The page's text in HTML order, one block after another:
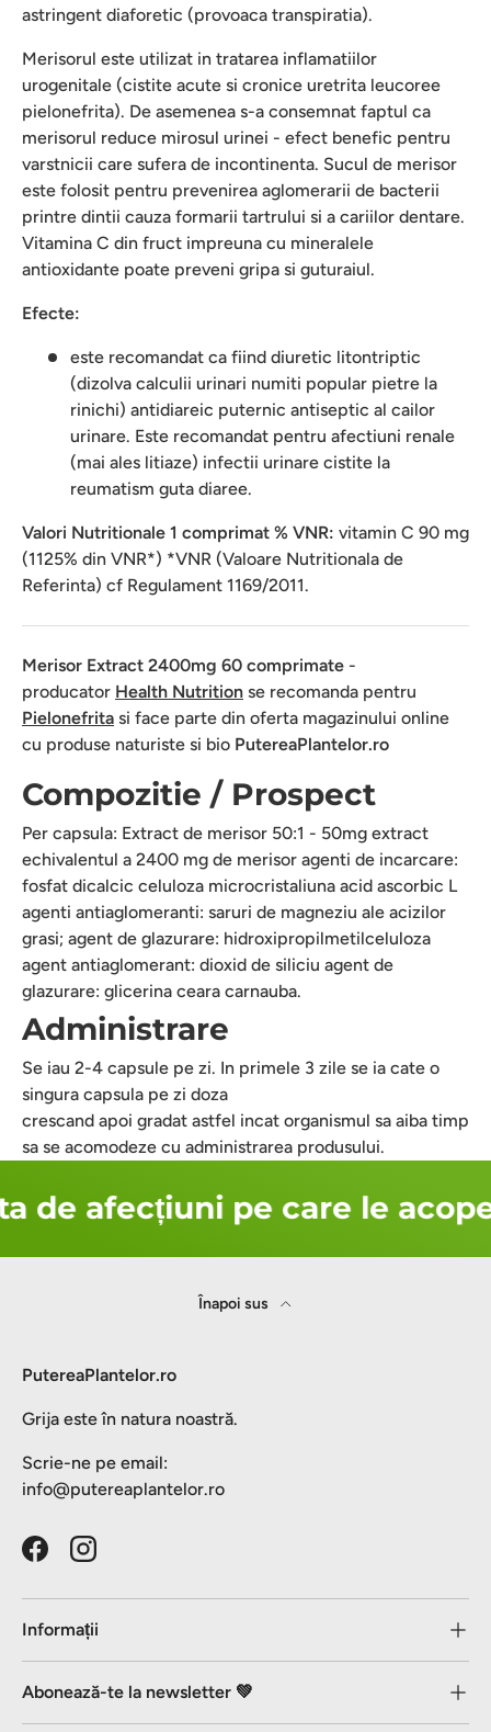
astringent diaforetic (provoaca transpiratia).
Merisorul este utilizat in tratarea inflamatiilor
urogenitale (cistite acute si cronice uretrita leucoree
pielonefrita). De asemenea s-a consemnat faptul ca
merisorul reduce mirosul urinei - efect benefic pentru
varstnicii care sufera de incontinenta. Sucul de merisor
este folosit pentru prevenirea aglomerarii de bacterii
printre dintii cauza formarii tartrului si a cariilor dentare.
Vitamina C din fruct impreuna cu mineralele
antioxidante poate preveni gripa si guturaiul.
Efecte:
este recomandat ca fiind diuretic litontriptic
(dizolva calculii urinari numiti popular pietre la
rinichi) antidiareic puternic antiseptic al cailor
urinare. Este recomandat pentru afectiuni renale
(mai ales litiaze) infectii urinare cistite la
reumatism guta diaree.
Valori Nutritionale 1 comprimat % VNR: vitamin C 90 mg
(1125% din VNR*) *VNR (Valoare Nutritionala de
Referinta) cf Regulament 1169/2011.
Merisor Extract 2400mg 60 comprimate -
producator Health Nutrition se recomanda pentru
Pielonefrita si face parte din oferta magazinului online
cu produse naturiste si bio PutereaPlantelor.ro
Compozitie / Prospect
Per capsula: Extract de merisor 50:1 - 50mg extract
echivalentul a 2400 mg de merisor agenti de incarcare:
fosfat dicalcic celuloza microcristaliuna acid ascorbic L
agenti antiaglomeranti: saruri de magneziu ale acizilor
grasi; agent de glazurare: hidroxipropilmetilceluloza
agent antiaglomerant: dioxid de siliciu agent de
glazurare: glicerina ceara carnauba.
Administrare
Se iau 2-4 capsule pe zi. In primele 3 zile se ia cate o
singura capsula pe zi doza
crescand apoi gradat astfel incat organismul sa aiba timp
sa se acomodeze cu administrarea produsului.
de afecțiuni pe care le
Înapoi sus
PutereaPlantelor.ro
Grija este în natura noastră.
Scrie-ne pe email:
info@putereaplantelor.ro
FacebookInstagram
Informații
Abonează-te la newsletter 💚